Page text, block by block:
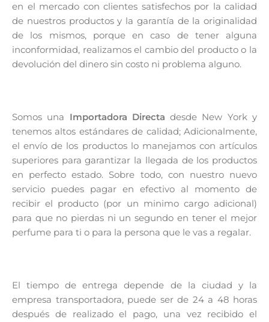
en el mercado con clientes satisfechos por la calidad
de nuestros productos y la garantía de la originalidad
de los mismos, porque en caso de tener alguna
inconformidad, realizamos el cambio del producto o la
devolución del dinero sin costo ni problema alguno.
Somos una Importadora Directa desde New York y
tenemos altos estándares de calidad; Adicionalmente,
el envío de los productos lo manejamos con artículos
superiores para garantizar la llegada de los productos
en perfecto estado. Sobre todo, con nuestro nuevo
servicio puedes pagar en efectivo al momento de
recibir el producto (por un minimo cargo adicional)
para que no pierdas ni un segundo en tener el mejor
perfume para ti o para la persona que le vas a regalar.
El tiempo de entrega depende de la ciudad y la
empresa transportadora, puede ser de 24 a 48 horas
después de realizado el pago, una vez recibido el